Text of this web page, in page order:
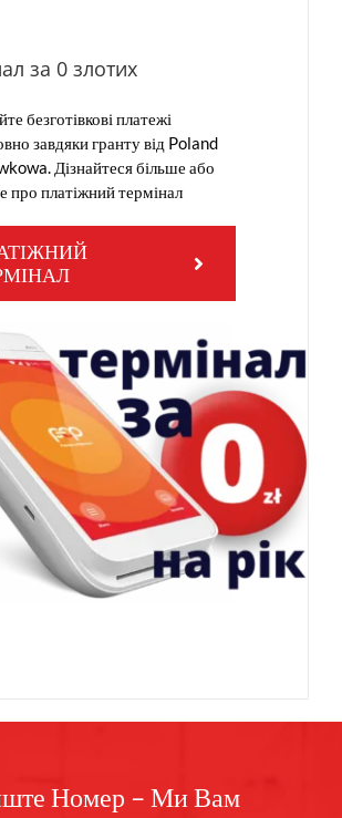
за 0 злотих
безготівкові платежі
завдяки гранту від Poland
Дізнайтеся більше або
про платіжний термінал
Номер – Ми Вам